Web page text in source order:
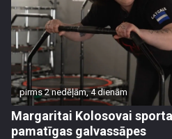
pirms 2 nedēļām, 4 dienām
Margaritai Kolosovai
pamatīgas galvassāpes